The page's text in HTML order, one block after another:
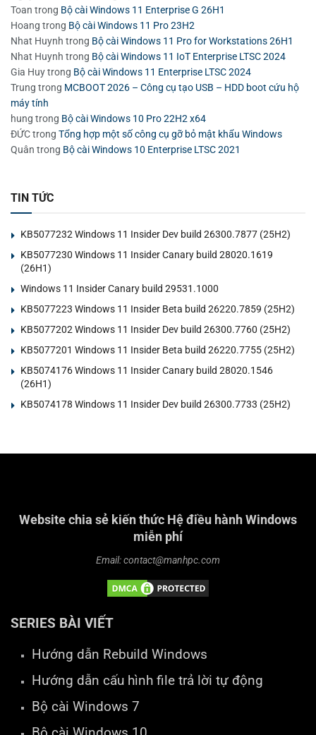
Toan trong Bộ cài Windows 11 Enterprise G 26H1
Hoang trong Bộ cài Windows 11 Pro 23H2
Nhat Huynh trong Bộ cài Windows 11 Pro for Workstations 26H1
Nhat Huynh trong Bộ cài Windows 11 IoT Enterprise LTSC 2024
Gia Huytrong Bộ cài Windows 11 Enterprise LTSC 2024
Trung trong MCBOOT 2026 – Công cụ tạo USB – HDD boot cứu hộ
máy tính
hung trong Bộ cài Windows 10 Pro 22H2 x64
ĐỨCtrong Tổng hợp một số công cụ gỡ bỏ mật khẩu Windows
Quân trong Bộ cài Windows 10 Enterprise LTSC 2021
TIN TỨC
KB5077232 Windows 11 Insider Dev build 26300.7877 (25H2)
KB5077230 Windows 11 Insider Canary build 28020.1619
(26H1)
Windows 11 Insider Canary build 29531.1000
KB5077223 Windows 11 Insider Beta build 26220.7859 (25H2)
KB5077202 Windows 11 Insider Dev build 26300.7760 (25H2)
KB5077201 Windows 11 Insider Beta build 26220.7755 (25H2)
KB5074176 Windows 11 Insider Canary build 28020.1546
(26H1)
KB5074178 Windows 11 Insider Dev build 26300.7733 (25H2)
Website chia sẻ kiến thức Hệ điều hành Windows
miễn phí
Email: contact@manhpc.com
SERIES BÀI VIẾT
Hướng dẫn Rebuild Windows
Hướng dẫn cấu hình file trả lời tự động
Bộ cài Windows 7